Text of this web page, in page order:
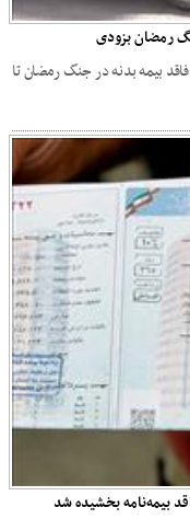
رمضان بزودی
فاقد بیمه بدنه در جنگ رمضان تا